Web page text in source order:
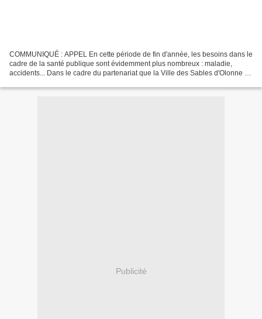
COMMUNIQUÉ : APPEL En cette période de fin d'année, les besoins dans le
cadre de la santé publique sont évidemment plus nombreux : maladie,
accidents... Dans le cadre du partenariat que la Ville des Sables d'Olonne a
Publicité